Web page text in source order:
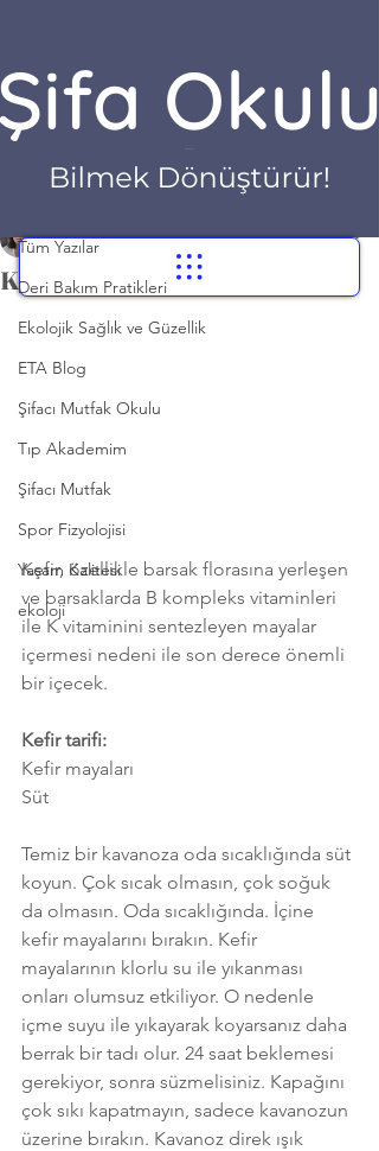
Yazı
Tüm Yazılar
Deri Bakım Pratikleri
Ekolojik Sağlık ve Güzellik
ETA Blog
Şifacı Mutfak Okulu
Tıp Akademim
Şifacı Mutfak
Spor Fizyolojisi
Yaşam Kalitesi
ekoloji
Kefir Mayası
1 Kas 2021
Kefir, özellikle barsak florasına yerleşen
ve barsaklarda B kompleks vitaminleri
ile K vitaminini sentezleyen mayalar
içermesi nedeni ile son derece önemli
bir içecek.
Kefir tarifi:
Kefir mayaları
Süt
Temiz bir kavanoza oda sıcaklığında süt
koyun. Çok sıcak olmasın, çok soğuk
da olmasın. Oda sıcaklığında. İçine
kefir mayalarını bırakın. Kefir
mayalarının klorlu su ile yıkanması
onları olumsuz etkiliyor. O nedenle
içme suyu ile yıkayarak koyarsanız daha
berrak bir tadı olur. 24 saat beklemesi
gerekiyor, sonra süzmelisiniz. Kapağını
çok sıkı kapatmayın, sadece kavanozun
üzerine bırakın. Kavanoz direk ışık